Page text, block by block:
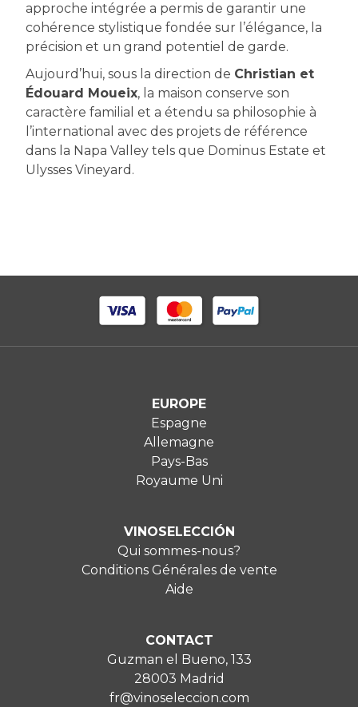
approche intégrée a permis de garantir une
cohérence stylistique fondée sur l’élégance, la
précision et un grand potentiel de garde.
Aujourd’hui, sous la direction de Christian et
Édouard Moueix, la maison conserve son
caractère familial et a étendu sa philosophie à
l’international avec des projets de référence
dans la Napa Valley tels que Dominus Estate et
Ulysses Vineyard.
EUROPE
Espagne
Allemagne
Pays-Bas
Royaume Uni
VINOSELECCIÓN
Qui sommes-nous?
Conditions Générales de vente
Aide
CONTACT
Guzman el Bueno, 133
28003 Madrid
fr@vinoseleccion.com